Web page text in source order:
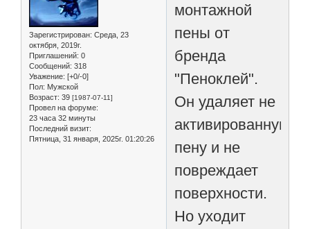
Зарегистрирован: Среда, 23
октября, 2019г.
Приглашений: 0
Сообщений: 318
Уважение: [+0/-0]
Пол: Мужской
Возраст: 39 [1987-07-11]
Провел на форуме:
23 часа 32 минуты
Последний визит:
Пятница, 31 января, 2025г. 01:20:26
монтажной
пены от
бренда
"Пеноклей".
Он удаляет не
активированную
пену и не
повреждает
поверхности.
Но уходит